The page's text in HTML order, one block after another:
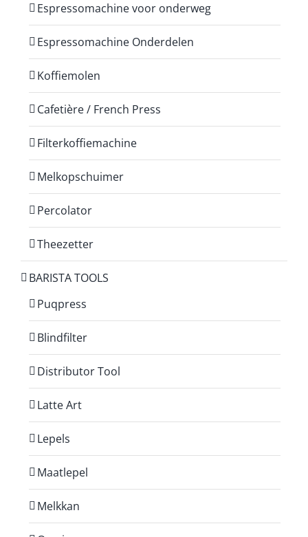
Espressomachine voor onderweg
Espressomachine Onderdelen
Koffiemolen
Cafetière / French Press
Filterkoffiemachine
Melkopschuimer
Percolator
Theezetter
BARISTA TOOLS
Puqpress
Blindfilter
Distributor Tool
Latte Art
Lepels
Maatlepel
Melkkan